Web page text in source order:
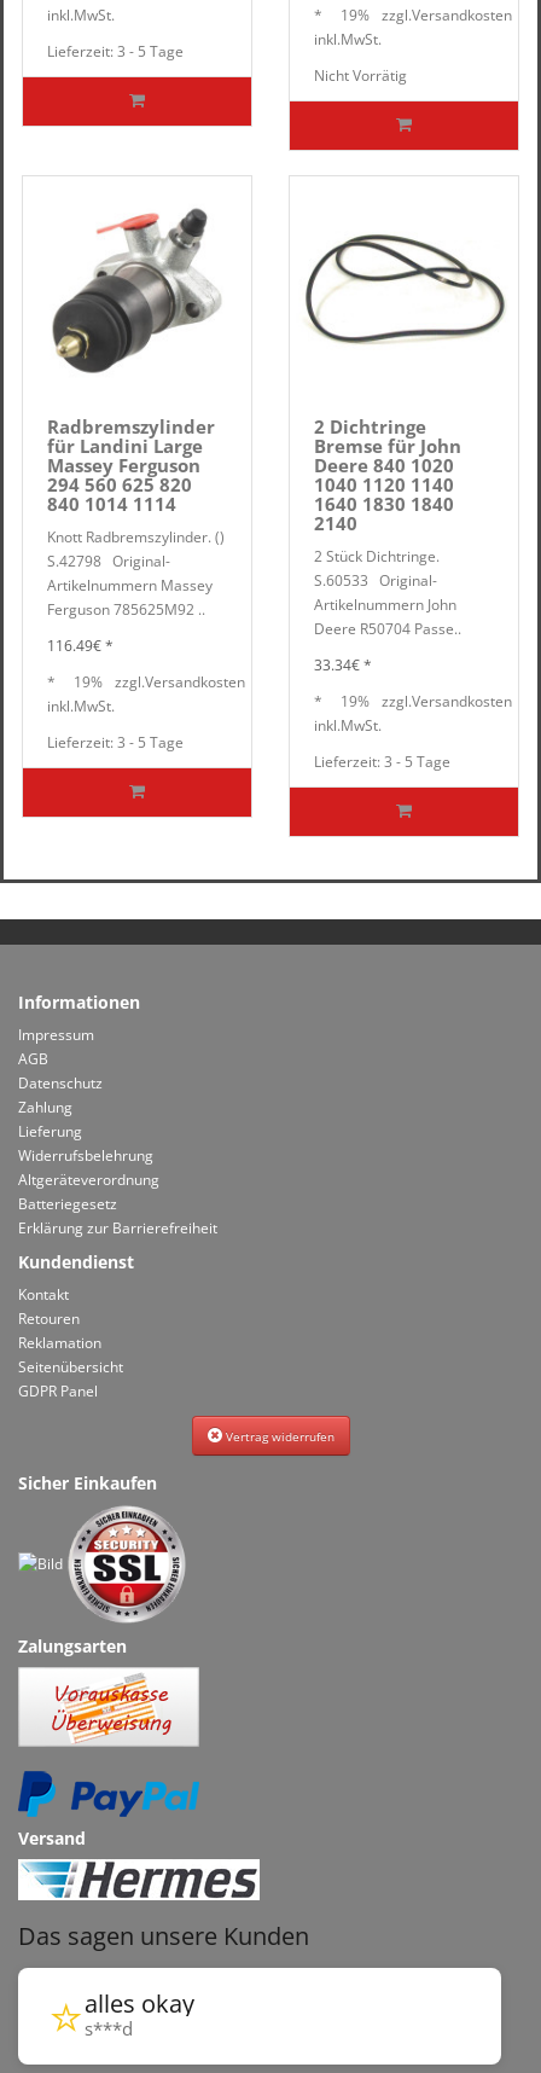
inkl.MwSt.
Lieferzeit: 3 - 5 Tage
*
inkl.
19%
MwSt.
zzgl.Versandkosten
Nicht Vorrätig
Radbremszylinder
für Landini Large
Massey Ferguson
294 560 625 820
840 1014 1114
Knott Radbremszylinder. ()
S.42798 Original-
Artikelnummern Massey
Ferguson 785625M92 ..
116.49€ *
*
inkl.
19%
MwSt.
zzgl.Versandkosten
Lieferzeit: 3 - 5 Tage
2 Dichtringe
Bremse für John
Deere 840 1020
1040 1120 1140
1640 1830 1840
2140
2 Stück Dichtringe.
S.60533 Original-
Artikelnummern John
Deere R50704 Passe..
33.34€ *
*
inkl.
19%
MwSt.
zzgl.Versandkosten
Lieferzeit: 3 - 5 Tage
Informationen
Impressum
AGB
Datenschutz
Zahlung
Lieferung
Widerrufsbelehrung
Altgeräteverordnung
Batteriegesetz
Erklärung zur Barrierefreiheit
Kundendienst
Kontakt
Retouren
Reklamation
Seitenübersicht
GDPR Panel
Vertrag widerrufen
Sicher Einkaufen
Zalungsarten
Versand
Das sagen unsere Kunden
⭐alles okay
s***d